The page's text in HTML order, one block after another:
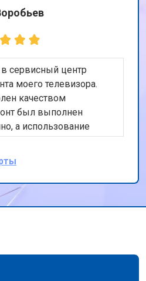
сервисный центр
моего телевизора.
качеством
был выполнен
а использование
дает уверенность в
Также порадовала
техники. Спасибо за ваш
внимание к клиентам!